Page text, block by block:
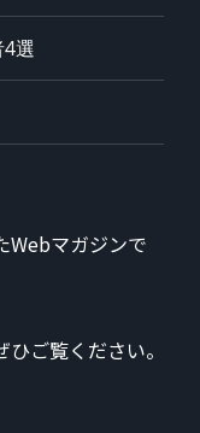
選
Webマガジンで
ご覧ください。